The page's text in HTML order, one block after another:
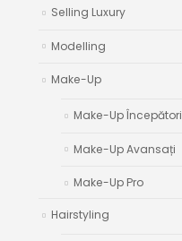
Selling Luxury
Modelling
Make-Up
Make-Up Începători
Make-Up Avansați
Make-Up Pro
Hairstyling